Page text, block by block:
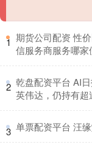
1 期货公司配资 性
信服务商服务哪家
2 乾盘配资平台 AI
英伟达，仍持有
3 单票配资平台 汪